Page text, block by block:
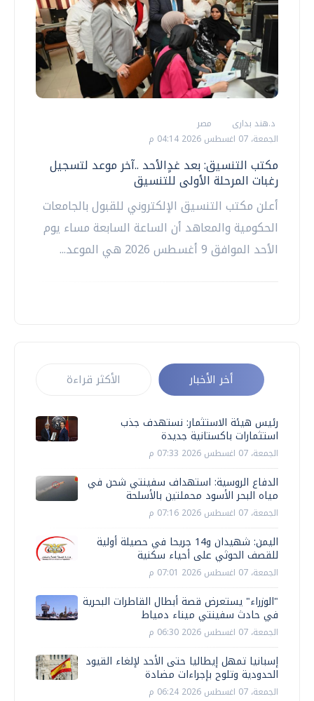
د.هند بدارى
مصر
الجمعة، 07 اغسطس 2026 04:14 م
مكتب التنسيق: بعد غدٍالأحد ..آخر موعد لتسجيل
رغبات المرحلة الأولى للتنسيق
أعلن مكتب التنسيق الإلكتروني للقبول بالجامعات
الحكومية والمعاهد أن الساعة السابعة مساء يوم
الأحد الموافق 9 أغسطس 2026 هي الموعد...
أخر الأخبار الأكثر قراءة
رئيس هيئة الاستثمار: نستهدف جذب
استثمارات باكستانية جديدة
الجمعة، 07 اغسطس 2026 07:33 م
الدفاع الروسية: استهداف سفينتي شحن في
مياه البحر الأسود محملتين بالأسلحة
الجمعة، 07 اغسطس 2026 07:16 م
اليمن: شهيدان و14 جريحا في حصيلة أولية
للقصف الحوثي على أحياء سكنية
الجمعة، 07 اغسطس 2026 07:01 م
"الوزراء" يستعرض قصة أبطال القاطرات البحرية
في حادث سفينتي ميناء دمياط
الجمعة، 07 اغسطس 2026 06:30 م
إسبانيا تمهل إيطاليا حتى الأحد لإلغاء القيود
الحدودية وتلوح بإجراءات مضادة
الجمعة، 07 اغسطس 2026 06:24 م